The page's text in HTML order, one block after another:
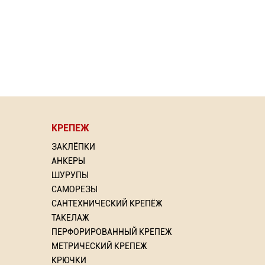
Насадка для МФИ ЗУБР
DIAMOND керамика, мрамор,
стекло
КРЕПЕЖ
ЗАКЛЁПКИ
АНКЕРЫ
ШУРУПЫ
САМОРЕЗЫ
САНТЕХНИЧЕСКИЙ КРЕПЁЖ
ТАКЕЛАЖ
ПЕРФОРИРОВАННЫЙ КРЕПЕЖ
МЕТРИЧЕСКИЙ КРЕПЕЖ
КРЮЧКИ